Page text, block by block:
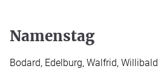
Namenstag
Bodard, Edelburg, Walfrid, Willibald